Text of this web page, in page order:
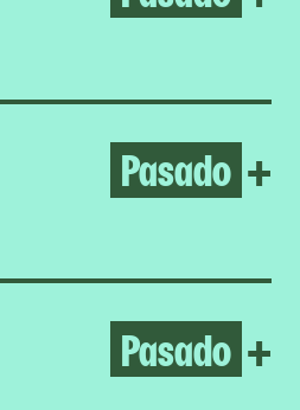
Pasado +
Pasado +